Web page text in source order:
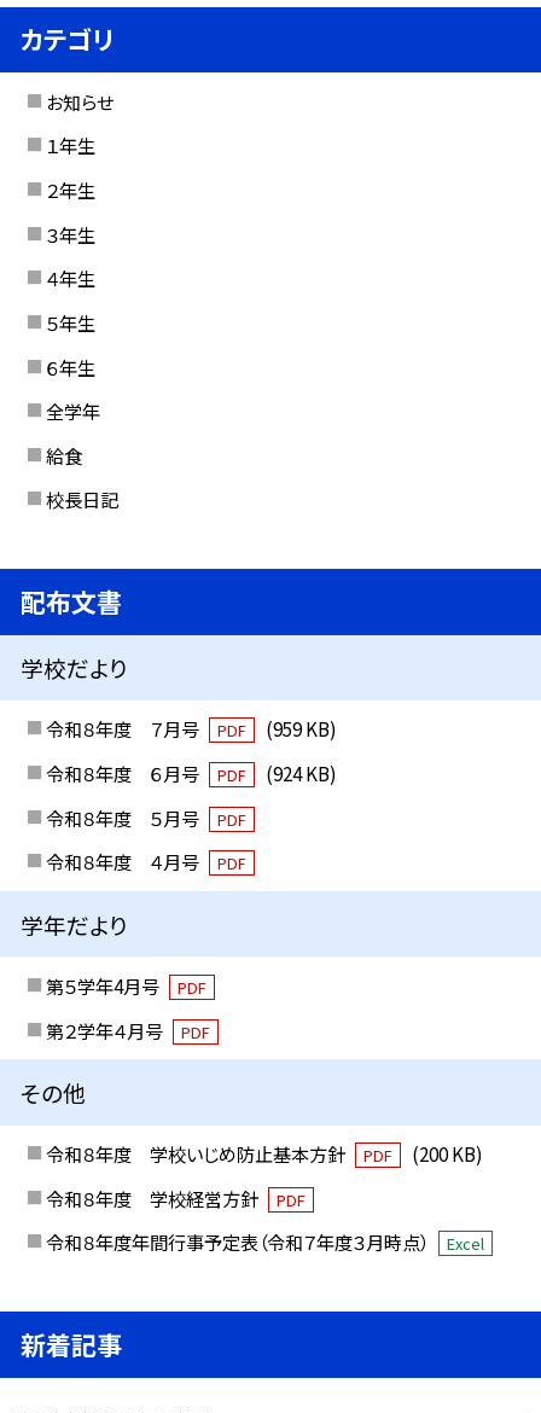
カテゴリ
お知らせ
１年生
２年生
３年生
４年生
５年生
６年生
全学年
給食
校長日記
配布文書
学校だより
令和８年度 ７月号 PDF
(959 KB)
令和８年度 ６月号
PDF
(924 KB)
令和８年度 ５月号
PDF
令和８年度 ４月号 PDF
学年だより
第５学年4月号 PDF
第２学年４月号 PDF
その他
令和８年度 学校いじめ防止基本方針 PDF
(200 KB)
令和８年度 学校経営方針
PDF
令和８年度年間行事予定表（令和７年度３月時点） Excel
新着記事